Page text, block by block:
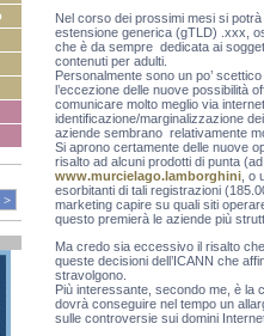
>
Nel corso dei prossimi mesi si
estensione generica (gTLD) .xxx,
che è da sempre dedicata ai
contenuti per adulti.
Personalmente sono un po’
l’eccezione delle nuove possibilità
comunicare molto meglio via
identificazione/marginalizzazione
aziende sembrano relativamente
Si aprono certamente delle nuove
risalto ad alcuni prodotti di punta
www.murcielago.lamborghini , o
esorbitanti di tali registrazioni
marketing capire su quali siti
questo premierà le aziende più
Ma credo sia eccessivo il risalto
queste decisioni dell’ICANN che
stravolgono.
Più interessante, secondo me, è la
dovrà conseguire nel tempo un
sulle controversie sui domini